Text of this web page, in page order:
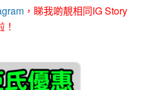
，睇我啲靚相同IG Story
！